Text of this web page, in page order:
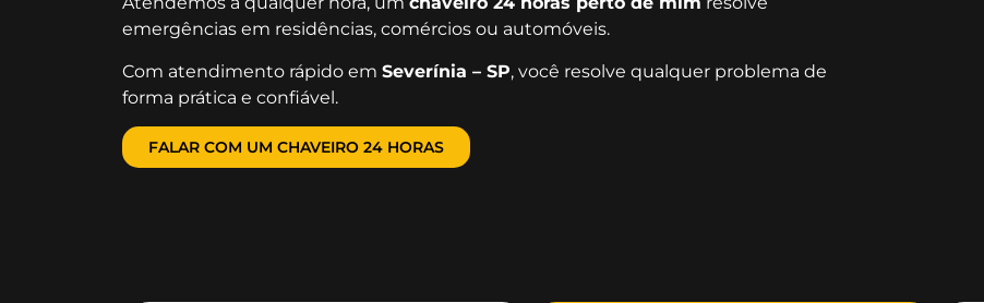
emergências em residências, comércios ou automóveis.
Com atendimento rápido em Severínia – SP, você resolve qualquer problema de
forma prática e confiável.
FALAR COM UM CHAVEIRO 24 HORAS